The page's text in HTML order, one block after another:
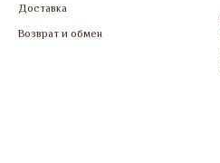
Доставка
Возврат и обмен